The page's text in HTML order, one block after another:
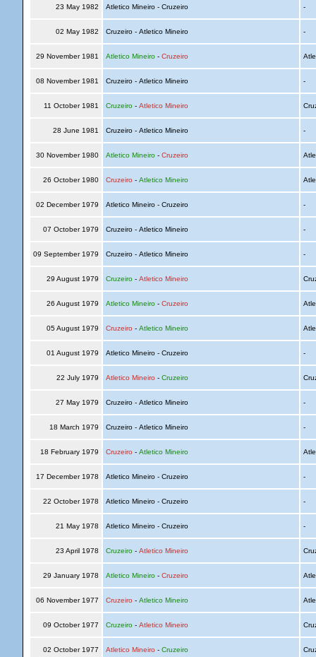
23 May 1982 Atletico Mineiro - Cruzeiro -
02 May 1982 Cruzeiro - Atletico Mineiro -
29 November 1981 Atletico Mineiro- Cruzeiro
08 November 1981 Cruzeiro - Atletico Mineiro -
11 October 1981 Cruzeiro- Atletico Mineiro
28 June 1981 Cruzeiro - Atletico Mineiro -
30 November 1980 Atletico Mineiro- Cruzeiro
26 October 1980 Cruzeiro - Atletico Mineiro
02 December 1979 Atletico Mineiro - Cruzeiro -
07 October 1979 Cruzeiro - Atletico Mineiro -
09 September 1979 Cruzeiro - Atletico Mineiro -
29 August 1979 Cruzeiro- Atletico Mineiro
26 August 1979 Atletico Mineiro- Cruzeiro
05 August 1979 Cruzeiro - Atletico Mineiro
01 August 1979 Atletico Mineiro - Cruzeiro -
22 July 1979 Atletico Mineiro - Cruzeiro
27 May 1979 Cruzeiro - Atletico Mineiro -
18 March 1979 Cruzeiro - Atletico Mineiro -
18 February 1979 Cruzeiro - Atletico Mineiro
17 December 1978 Atletico Mineiro - Cruzeiro -
22 October 1978 Atletico Mineiro - Cruzeiro -
21 May 1978 Atletico Mineiro - Cruzeiro -
23 April 1978 Cruzeiro- Atletico Mineiro
29 January 1978 Atletico Mineiro- Cruzeiro
06 November 1977 Cruzeiro - Atletico Mineiro
09 October 1977 Cruzeiro- Atletico Mineiro
02 October 1977 Atletico Mineiro - Cruzeiro